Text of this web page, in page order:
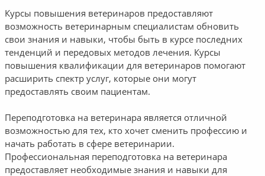
Курсы повышения ветеринаров предоставляют
возможность ветеринарным специалистам обновить
свои знания и навыки, чтобы быть в курсе последних
тенденций и передовых методов лечения. Курсы
повышения квалификации для ветеринаров помогают
расширить спектр услуг, которые они могут
предоставлять своим пациентам.
Переподготовка на ветеринара является отличной
возможностью для тех, кто хочет сменить профессию и
начать работать в сфере ветеринарии.
Профессиональная переподготовка на ветеринара
предоставляет необходимые знания и навыки для